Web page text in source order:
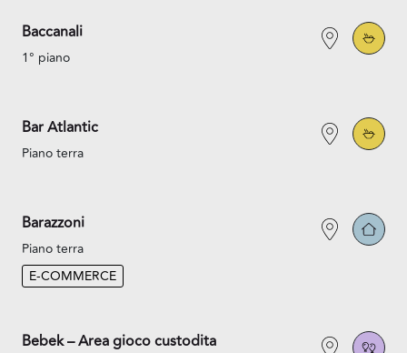
Baccanali
1° piano
Bar Atlantic
Piano terra
Barazzoni
Piano terra
E-COMMERCE
Bebek – Area gioco custodita